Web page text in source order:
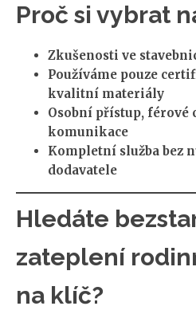
Proč si vybrat
Zkušenosti ve
Používáme pouze
kvalitní materiály
Osobní přístup, férové
komunikace
Kompletní služba bez
dodavatele
Hledáte
zateplení
na klíč?